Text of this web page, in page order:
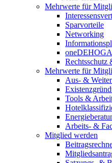
Mehrwerte für
Sparvorteile
Networking
Rechtsschutz
Mehrwerte für
Aus- &
Tools &
Arbeits- &
Mitglied werden